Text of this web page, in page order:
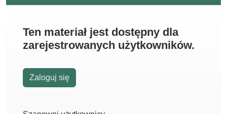
Ten materiał jest dostępny dla
zarejestrowanych użytkowników.
Zaloguj się